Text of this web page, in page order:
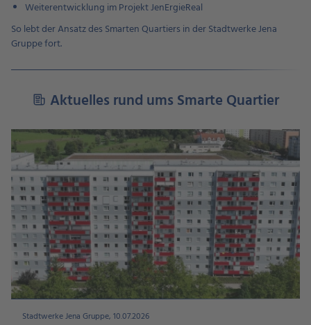
Weiterentwicklung im Projekt JenErgieReal
So lebt der Ansatz des Smarten Quartiers in der Stadtwerke Jena
Gruppe fort.
Aktuelles rund ums Smarte Quartier
Stadtwerke Jena Gruppe, 10.07.2026